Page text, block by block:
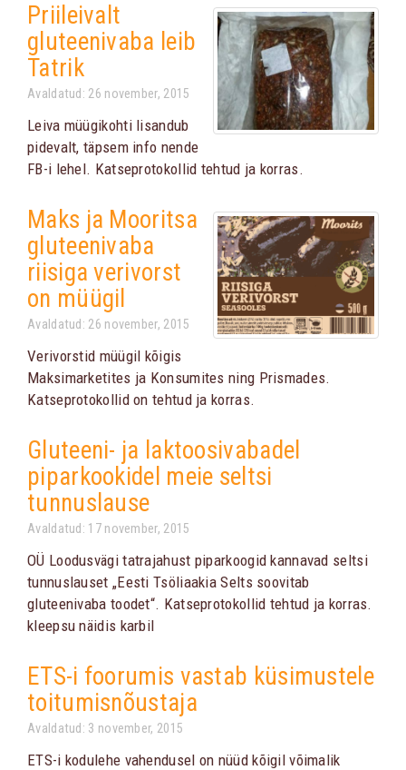
Priileivalt
gluteenivaba leib
Tatrik
Avaldatud: 26 november, 2015
Leiva müügikohti lisandub
pidevalt, täpsem info nende
FB-i lehel. Katseprotokollid tehtud ja korras.
Maks ja Mooritsa
gluteenivaba
riisiga verivorst
on müügil
Avaldatud: 26 november, 2015
Verivorstid müügil kõigis
Maksimarketites ja Konsumites ning Prismades.
Katseprotokollid on tehtud ja korras.
Gluteeni- ja laktoosivabadel
piparkookidel meie seltsi
tunnuslause
Avaldatud: 17 november, 2015
OÜ Loodusvägi tatrajahust piparkoogid kannavad seltsi
tunnuslauset „Eesti Tsöliaakia Selts soovitab
gluteenivaba toodet“. Katseprotokollid tehtud ja korras.
kleepsu näidis karbil
ETS-i foorumis vastab küsimustele
toitumisnõustaja
Avaldatud: 3 november, 2015
ETS-i kodulehe vahendusel on nüüd kõigil võimalik